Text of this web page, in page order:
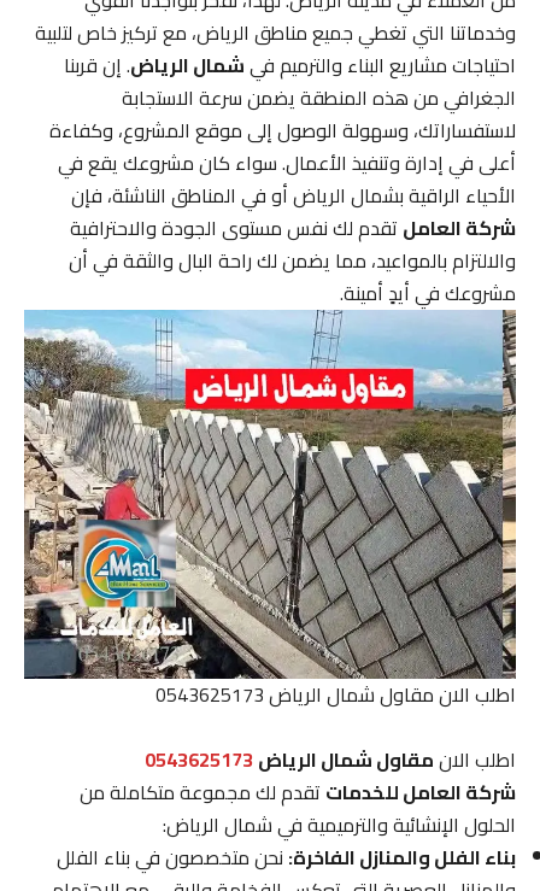
وخدماتنا التي تغطي جميع مناطق الرياض، مع تركيز خاص لتلبية
احتياجات مشاريع البناء والترميم فيشمال الرياض. إن قربنا
الجغرافي من هذه المنطقة يضمن سرعة الاستجابة
لاستفساراتك، وسهولة الوصول إلى موقع المشروع، وكفاءة
أعلى في إدارة وتنفيذ الأعمال. سواء كان مشروعك يقع في
الأحياء الراقية بشمال الرياض أو في المناطق الناشئة، فإن
شركة العاملتقدم لك نفس مستوى الجودة والاحترافية
والالتزام بالمواعيد، مما يضمن لك راحة البال والثقة في أن
مشروعك في أيدٍ أمينة.
اطلب الان مقاول شمال الرياض 0543625173
اطلب الانمقاول شمال الرياض0543625173
شركة العامل للخدماتتقدم لك مجموعة متكاملة من
الحلول الإنشائية والترميمية في شمال الرياض:
بناء الفلل والمنازل الفاخرة:نحن متخصصون في بناء الفلل